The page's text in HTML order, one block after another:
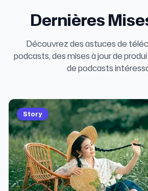
Dernières
Découvrez des astuces de
podcasts, des mises à jour de
de podcasts
Story